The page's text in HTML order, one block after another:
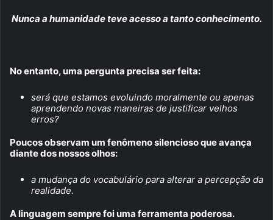
Nunca a humanidade teve acesso a tanto conhecimento.
No entanto, uma pergunta precisa ser feita:
será que estamos evoluindo moralmente ou apenas
aprendendo novas maneiras de justificar velhos
erros?
Poucos observam um fenômeno silencioso que avança
diante dos nossos olhos:
a mudança do vocabulário para alterar a percepção da
realidade.
A linguagem sempre foi uma ferramenta poderosa.